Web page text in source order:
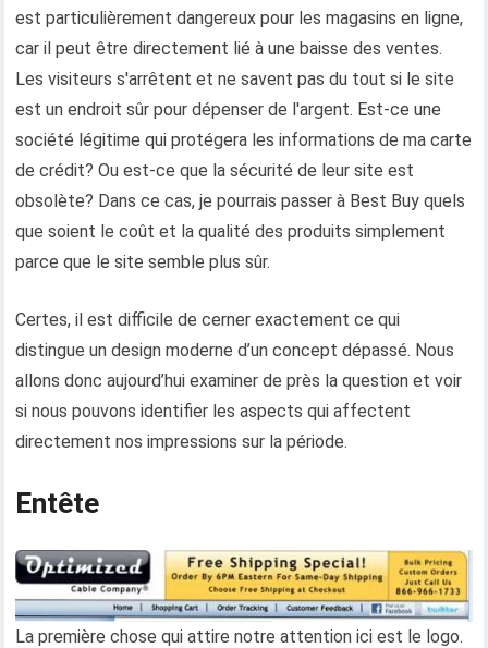
est particulièrement dangereux pour les magasins en ligne,
car il peut être directement lié à une baisse des ventes.
Les visiteurs s'arrêtent et ne savent pas du tout si le site
est un endroit sûr pour dépenser de l'argent. Est-ce une
société légitime qui protégera les informations de ma carte
de crédit? Ou est-ce que la sécurité de leur site est
obsolète? Dans ce cas, je pourrais passer à Best Buy quels
que soient le coût et la qualité des produits simplement
parce que le site semble plus sûr.
Certes, il est difficile de cerner exactement ce qui
distingue un design moderne d’un concept dépassé. Nous
allons donc aujourd’hui examiner de près la question et voir
si nous pouvons identifier les aspects qui affectent
directement nos impressions sur la période.
Entête
La première chose qui attire notre attention ici est le logo.